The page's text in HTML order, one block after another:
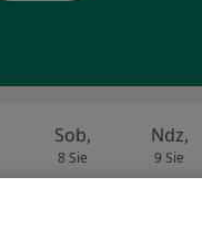
Sob,
8 Sie
Ndz,
9 Sie